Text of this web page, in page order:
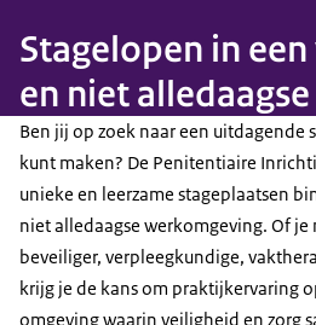
Stagelopen in
en niet
Ben jij op zoek naar een uitdagende
kunt maken? De Penitentiaire
unieke en leerzame stageplaatsen
niet alledaagse werkomgeving. Of
beveiliger, verpleegkundige,
krijg je de kans om praktijkervaring
omgeving waarin veiligheid en zorg